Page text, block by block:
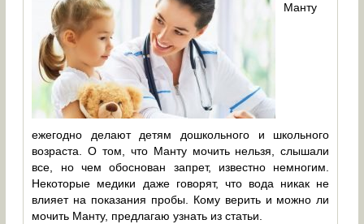
Манту
ежегодно делают детям дошкольного и школьного
возраста. О том, что Манту мочить нельзя, слышали
все, но чем обоснован запрет, известно немногим.
Некоторые медики даже говорят, что вода никак не
влияет на показания пробы. Кому верить и можно ли
мочить Манту, предлагаю узнать из статьи.